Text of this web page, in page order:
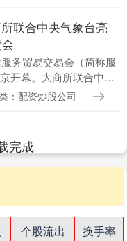
联合中央气象台亮
务贸易交易会（简称服
开幕。大商所联合中央
信优配，集中展示“中央
：配资炒股公司
完成
个股流出
换手率